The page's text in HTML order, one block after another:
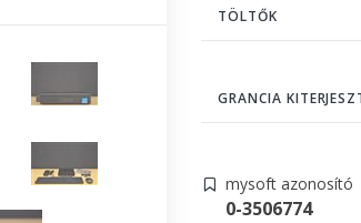
TÖLTŐK
GRANCIA
mysoft azonosító
0-3506774